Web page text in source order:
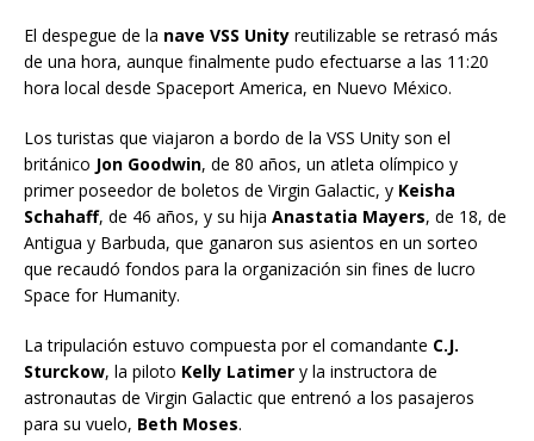
El despegue de la nave VSS Unity reutilizable se retrasó más
de una hora, aunque finalmente pudo efectuarse a las 11:20
hora local desde Spaceport America, en Nuevo México.
Los turistas que viajaron a bordo de la VSS Unity son el
británico Jon Goodwin, de 80 años, un atleta olímpico y
primer poseedor de boletos de Virgin Galactic, y Keisha
Schahaff, de 46 años, y su hija Anastatia Mayers, de 18, de
Antigua y Barbuda, que ganaron sus asientos en un sorteo
que recaudó fondos para la organización sin fines de lucro
Space for Humanity.
La tripulación estuvo compuesta por el comandante C.J.
Sturckow, la piloto Kelly Latimer y la instructora de
astronautas de Virgin Galactic que entrenó a los pasajeros
para su vuelo, Beth Moses.